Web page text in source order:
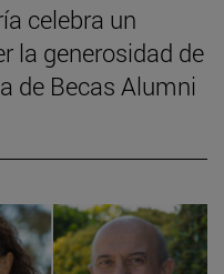
celebra un
la generosidad de
de Becas Alumni